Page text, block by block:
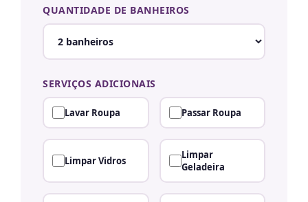
QUANTIDADE DE BANHEIROS
SERVIÇOS ADICIONAIS
Lavar Roupa Passar Roupa
Limpar Vidros
Limpar
Geladeira